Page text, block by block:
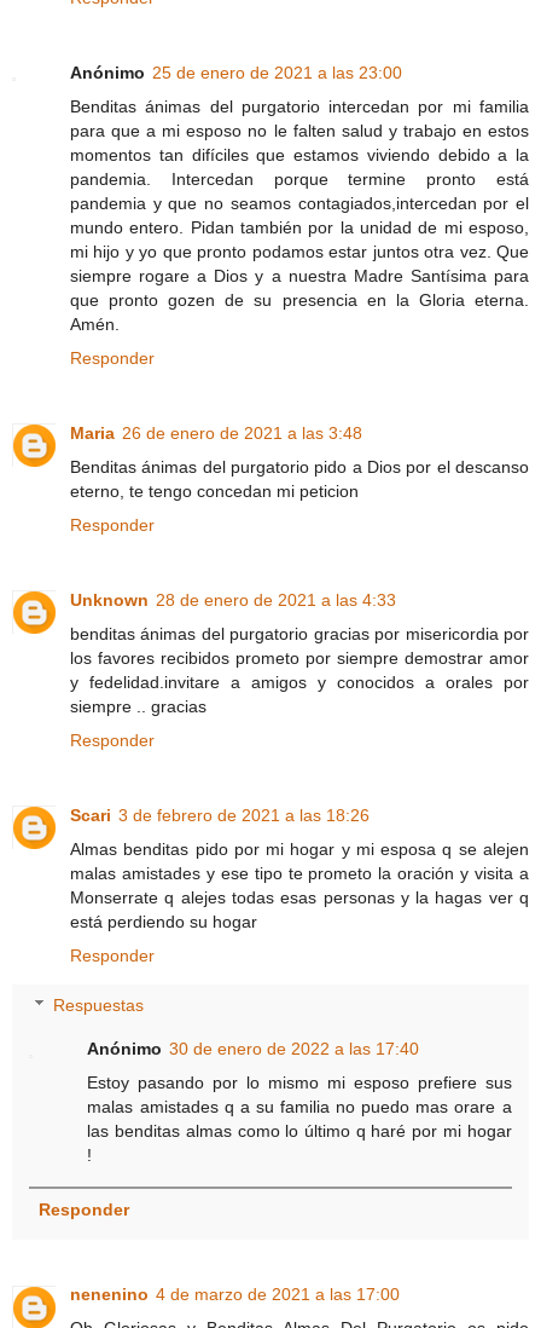
Anónimo 25 de enero de 2021 a las 23:00
Benditas ánimas del purgatorio intercedan por mi familia
para que a mi esposo no le falten salud y trabajo en estos
momentos tan difíciles que estamos viviendo debido a la
pandemia. Intercedan porque termine pronto está
pandemia y que no seamos contagiados,intercedan por el
mundo entero. Pidan también por la unidad de mi esposo,
mi hijo y yo que pronto podamos estar juntos otra vez. Que
siempre rogare a Dios y a nuestra Madre Santísima para
que pronto gozen de su presencia en la Gloria eterna.
Amén.
Responder
Maria 26 de enero de 2021 a las 3:48
Benditas ánimas del purgatorio pido a Dios por el descanso
eterno, te tengo concedan mi peticion
Responder
Unknown 28 de enero de 2021 a las 4:33
benditas ánimas del purgatorio gracias por misericordia por
los favores recibidos prometo por siempre demostrar amor
y fedelidad.invitare a amigos y conocidos a orales por
siempre .. gracias
Responder
Scari 3 de febrero de 2021 a las 18:26
Almas benditas pido por mi hogar y mi esposa q se alejen
malas amistades y ese tipo te prometo la oración y visita a
Monserrate q alejes todas esas personas y la hagas ver q
está perdiendo su hogar
Responder
Respuestas
Anónimo 30 de enero de 2022 a las 17:40
Estoy pasando por lo mismo mi esposo prefiere sus
malas amistades q a su familia no puedo mas orare a
las benditas almas como lo último q haré por mi hogar
!
Responder
nenenino 4 de marzo de 2021 a las 17:00